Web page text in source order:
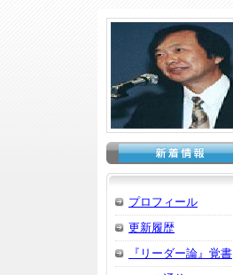
プロフィール
更新履歴
『リーダー論』覚書